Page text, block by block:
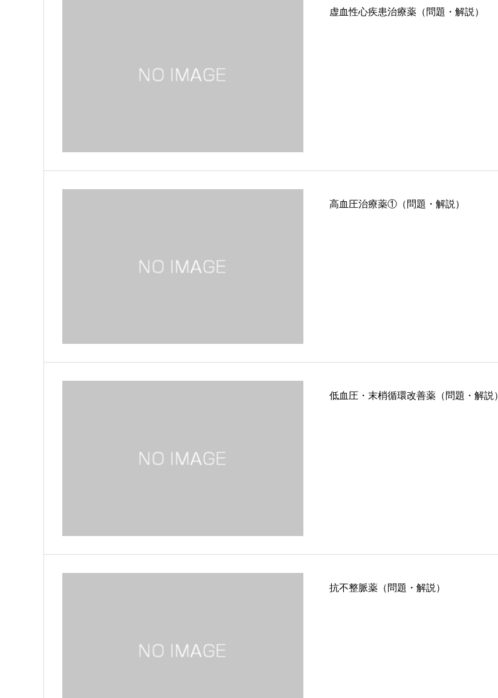
虚血性心疾患治療薬（問題・解説）
高血圧治療薬①（問題・解説）
低血圧・末梢循環改善薬（問題・解説）
抗不整脈薬（問題・解説）